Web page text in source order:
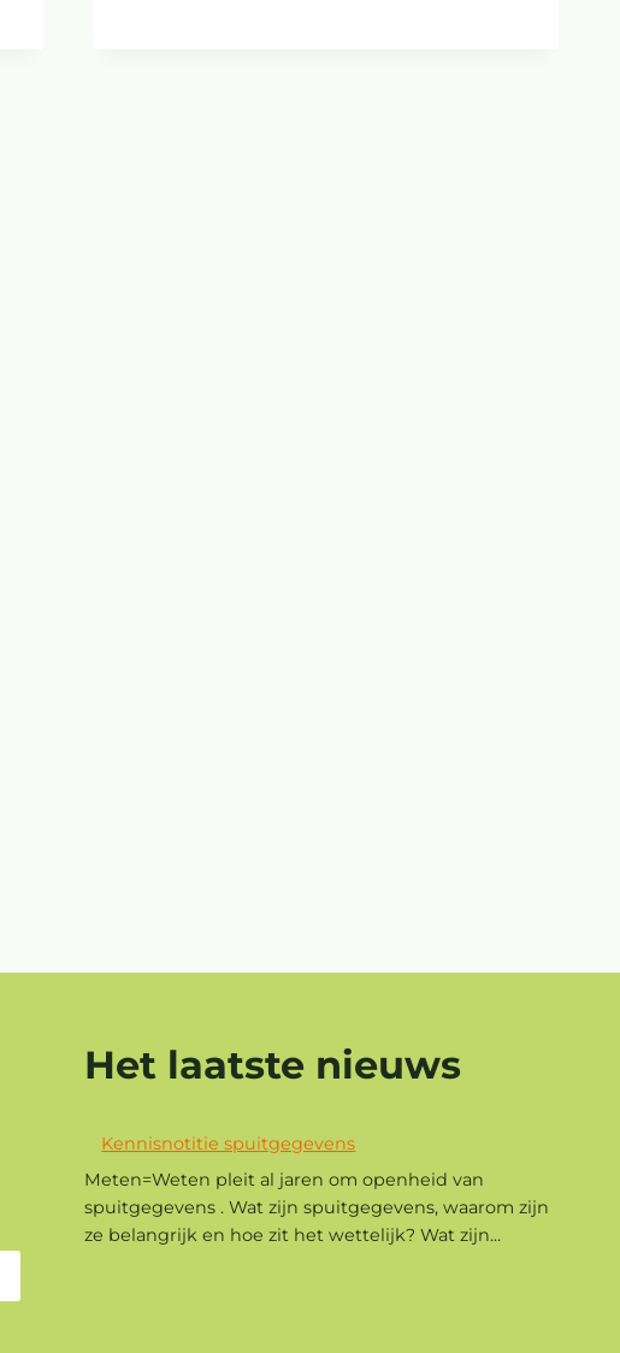
Het laatste nieuws
Kennisnotitie spuitgegevens
Meten=Weten pleit al jaren om openheid van
spuitgegevens . Wat zijn spuitgegevens, waarom zijn
ze belangrijk en hoe zit het wettelijk? Wat zijn...